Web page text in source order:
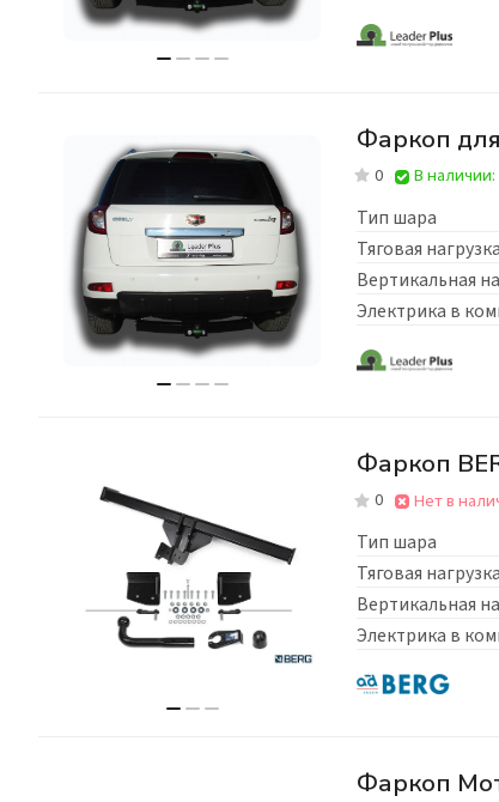
Фаркоп
0 В наличии:
Тип шара
Тяговая нагрузка
Вертикальная
Электрика в
Фаркоп
0 Нет в
Тип шара
Тяговая нагрузка
Вертикальная
Электрика в
Фаркоп